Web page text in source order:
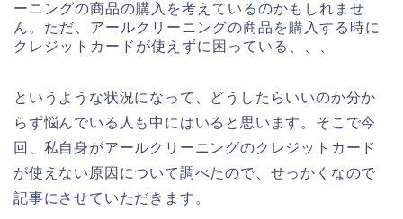
ーニングの商品の購入を考えているのかもしれませ
ん。ただ、アールクリーニングの商品を購入する時に
クレジットカードが使えずに困っている、、、
というような状況になって、どうしたらいいのか分か
らず悩んでいる人も中にはいると思います。そこで今
回、私自身がアールクリーニングのクレジットカード
が使えない原因について調べたので、せっかくなので
記事にさせていただきます。